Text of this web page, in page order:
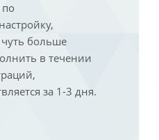
чуть больше
в течении
за 1-3 дня.